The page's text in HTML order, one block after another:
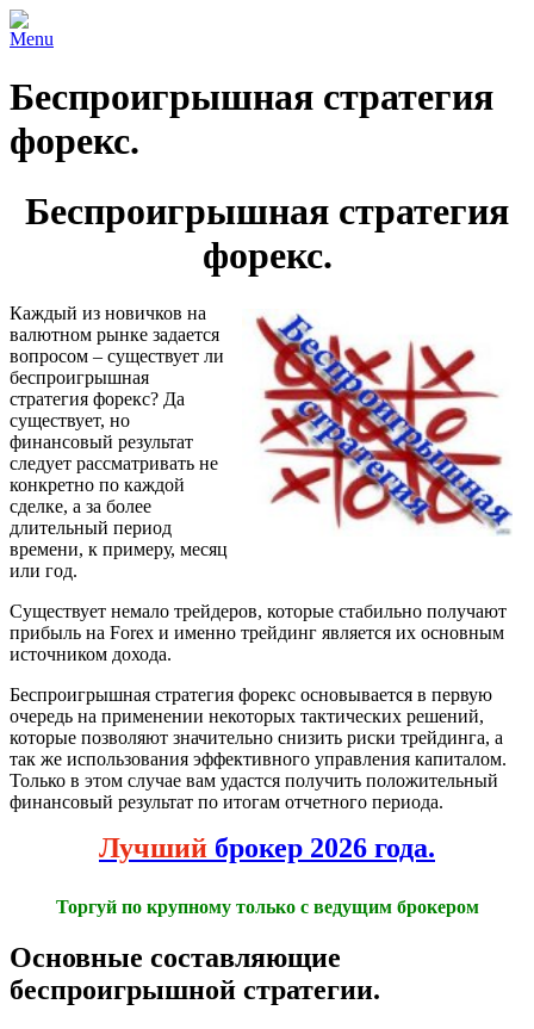
Menu
Беспроигрышная стратегия
форекс.
Беспроигрышная стратегия
форекс.
Каждый из новичков на
валютном рынке задается
вопросом – существует ли
беспроигрышная
стратегия форекс? Да
существует, но
финансовый результат
следует рассматривать не
конкретно по каждой
сделке, а за более
длительный период
времени, к примеру, месяц
или год.
Существует немало трейдеров, которые стабильно получают
прибыль на Forex и именно трейдинг является их основным
источником дохода.
Беспроигрышная стратегия форекс основывается в первую
очередь на применении некоторых тактических решений,
которые позволяют значительно снизить риски трейдинга, а
так же использования эффективного управления капиталом.
Только в этом случае вам удастся получить положительный
финансовый результат по итогам отчетного периода.
Лучший брокер 2026 года.
Торгуй по крупному только с ведущим брокером
Основные составляющие
беспроигрышной стратегии.